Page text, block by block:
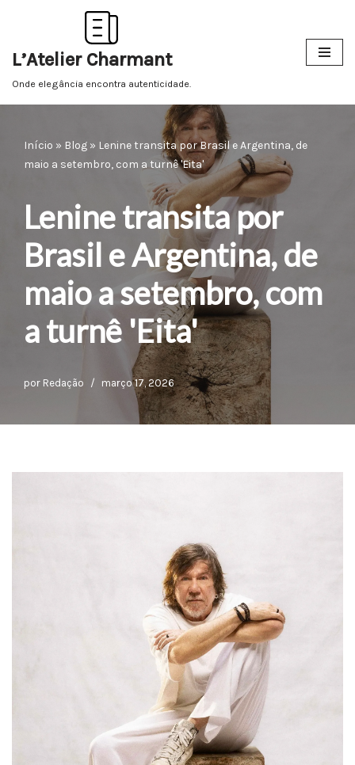
para
o
L’Atelier Charmant
Onde elegância encontra autenticidade.
Início » Blog » Lenine transita por Brasil e Argentina, de
maio a setembro, com a turnê 'Eita'
Lenine transita por
Brasil e Argentina, de
maio a setembro, com
a turnê 'Eita'
por Redação março 17, 2026